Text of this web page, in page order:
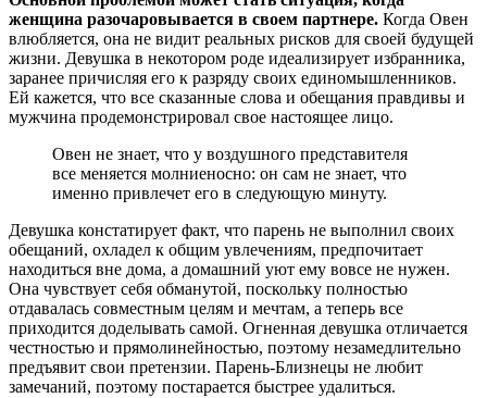
женщина разочаровывается в своем партнере. Когда Овен
влюбляется, она не видит реальных рисков для своей будущей
жизни. Девушка в некотором роде идеализирует избранника,
заранее причисляя его к разряду своих единомышленников.
Ей кажется, что все сказанные слова и обещания правдивы и
мужчина продемонстрировал свое настоящее лицо.
Овен не знает, что у воздушного представителя
все меняется молниеносно: он сам не знает, что
именно привлечет его в следующую минуту.
Девушка констатирует факт, что парень не выполнил своих
обещаний, охладел к общим увлечениям, предпочитает
находиться вне дома, а домашний уют ему вовсе не нужен.
Она чувствует себя обманутой, поскольку полностью
отдавалась совместным целям и мечтам, а теперь все
приходится доделывать самой. Огненная девушка отличается
честностью и прямолинейностью, поэтому незамедлительно
предъявит свои претензии. Парень-Близнецы не любит
замечаний, поэтому постарается быстрее удалиться.